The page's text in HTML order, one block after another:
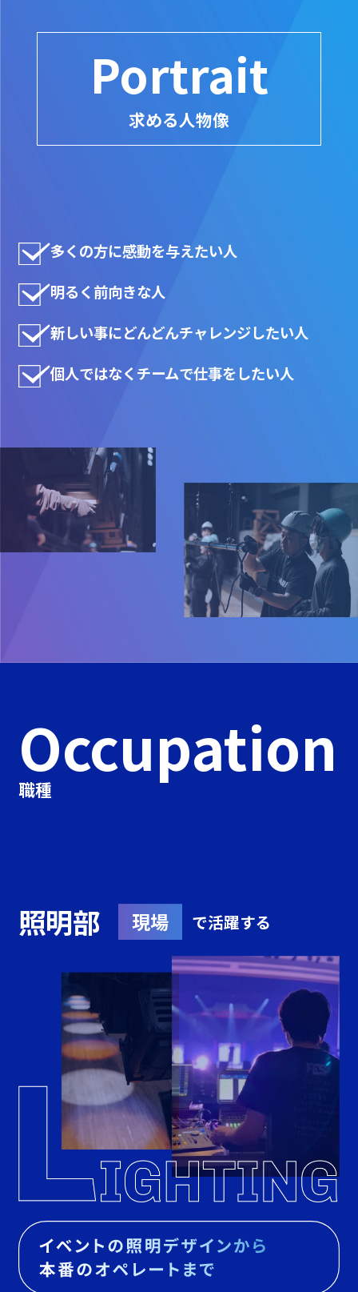
Portrait
求める人物像
多くの方に感動を与えたい人
明るく前向きな人
新しい事にどんどんチャレンジしたい人
個人ではなくチームで仕事をしたい人
Occupation
職種
照明部 現場 で活躍する